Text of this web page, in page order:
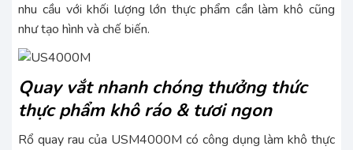
nhu cầu với khối lượng lớn thực phẩm cần làm khô cũng
như tạo hình và chế biến.
Quay vắt nhanh chóng thưởng thức
thực phẩm khô ráo & tươi ngon
Rổ quay rau của USM4000M có công dụng làm khô thực